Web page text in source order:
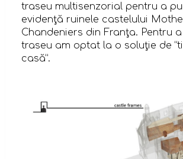
traseu multisenzorial pentru a
evidenţă ruinele castelului Mothe
Chandeniers din Franţa. Pentru
traseu am optat la o soluţie de
casă”.